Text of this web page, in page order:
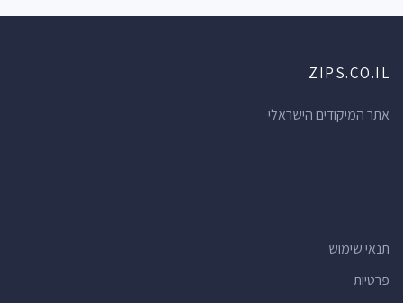
ZIPS.CO.IL
אתר המיקודים הישראלי
תנאי שימוש
פרטיות